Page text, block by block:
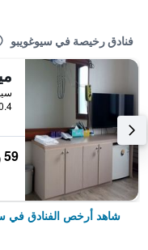
فنادق رخيصة في سيوغويبو
0.4 كيلومتر عن وسط
59 ﷼
شاهد أرخص الفنادق في